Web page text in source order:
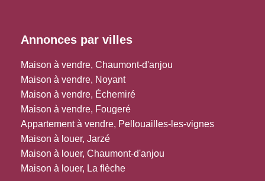
Annonces par villes
Maison à vendre, Chaumont-d'anjou
Maison à vendre, Noyant
Maison à vendre, Échemiré
Maison à vendre, Fougeré
Appartement à vendre, Pellouailles-les-vignes
Maison à louer, Jarzé
Maison à louer, Chaumont-d'anjou
Maison à louer, La flèche